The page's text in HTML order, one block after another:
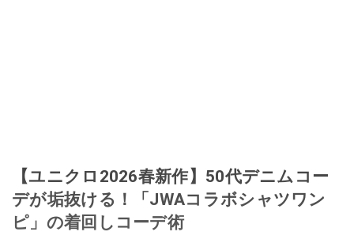
【ユニクロ2026春新作】50代デニムコー
デが垢抜ける！「JWAコラボシャツワン
ピ」の着回しコーデ術